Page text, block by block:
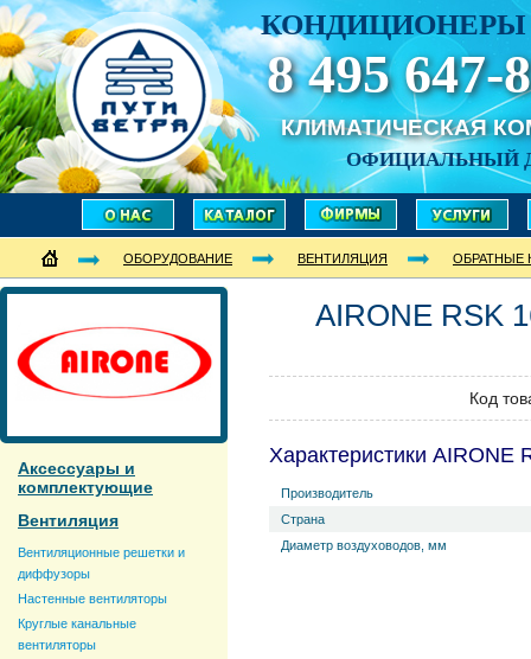
КОНДИЦИОНЕРЫ
8 495 647-
КЛИМАТИЧЕСКАЯ
ОФИЦИАЛЬНЫЙ
ОБОРУДОВАНИЕ ВЕНТИЛЯЦИЯ ОБРАТНЫЕ
Аксессуары и
комплектующие
Вентиляция
Вентиляционные решетки и
диффузоры
Настенные вентиляторы
Круглые канальные
вентиляторы
AIRONE RSK
Код
Характеристики AIRONE
Производитель
Страна
Диаметр воздуховодов, мм